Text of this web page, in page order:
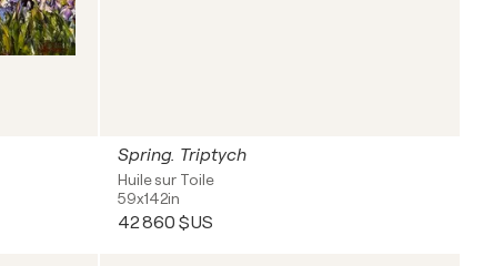
Spring. Triptych
Huile sur Toile
59x142in
42 860 $US